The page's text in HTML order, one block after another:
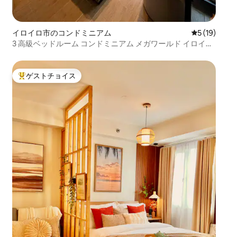
イロイロ市のコンドミニアム レビュー
5 (19)
3 高級ベッドルーム コンドミニアム メガワールド イロイロ
大好評のゲストチョイスです。
ゲストチョイス